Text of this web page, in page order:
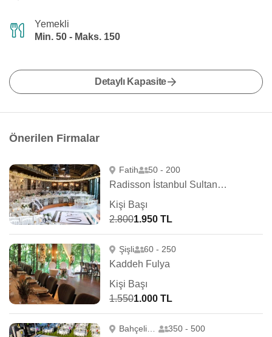
Yemekli
Min. 50 - Maks. 150
Detaylı Kapasite
Önerilen Firmalar
Fatih 50 - 200
Radisson İstanbul Sultanahmet
Kişi Başı
2.8001.950 TL
Şişli 60 - 250
Kaddeh Fulya
Kişi Başı
1.5501.000 TL
Bahçelievler 350 - 500